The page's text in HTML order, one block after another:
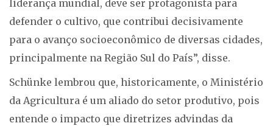
liderança mundial, deve ser protagonista para
defender o cultivo, que contribui decisivamente
para o avanço socioeconômico de diversas cidades,
principalmente na Região Sul do País”, disse.
Schünke lembrou que, historicamente, o Ministério
da Agricultura é um aliado do setor produtivo, pois
entende o impacto que diretrizes advindas da